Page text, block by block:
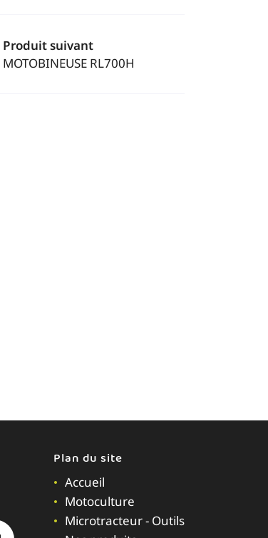
Produit suivant
MOTOBINEUSE RL700H
Plan du site
Accueil
Motoculture
Microtracteur - Outils